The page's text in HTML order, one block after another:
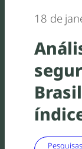
18 de